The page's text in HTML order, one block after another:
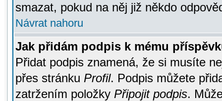
smazat, pokud na něj již někdo
Návrat nahoru
Jak přidám podpis k mému
Přidat podpis znamená, že si musíte
přes stránku Profil. Podpis můžete
zatržením položky Připojit podpis.